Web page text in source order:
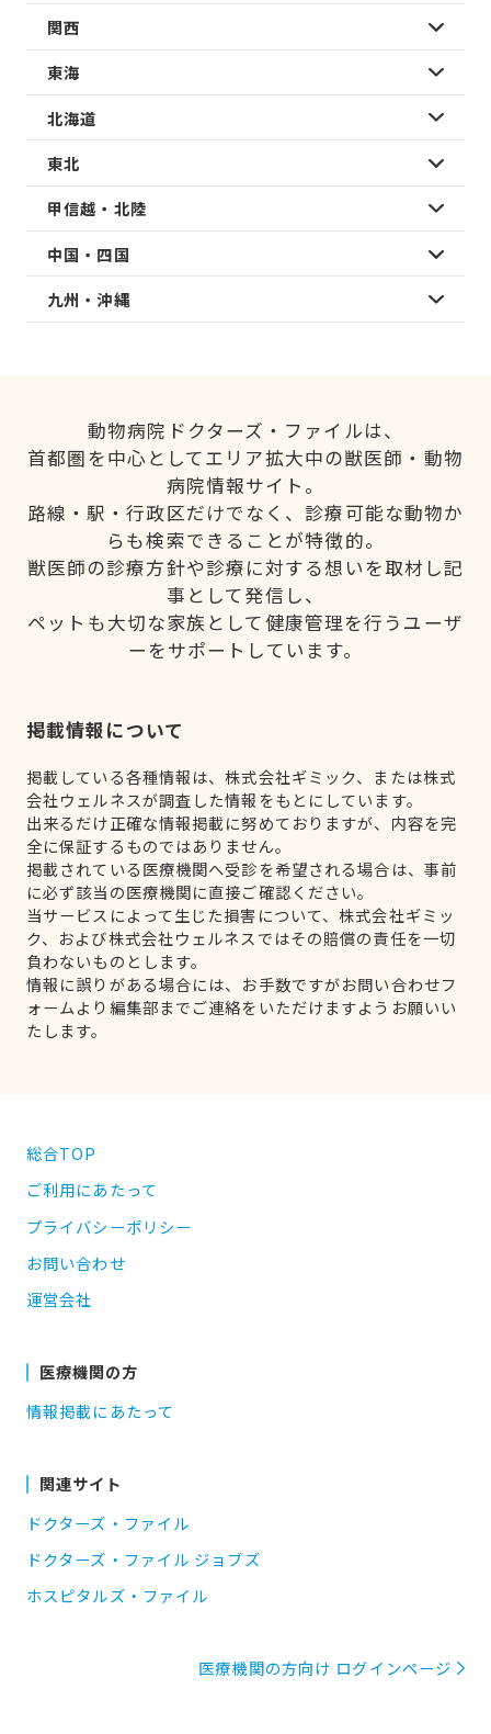
関西
東海
北海道
東北
甲信越・北陸
中国・四国
九州・沖縄
動物病院ドクターズ・ファイルは、
首都圏を中心としてエリア拡大中の獣医師・動物
病院情報サイト。
路線・駅・行政区だけでなく、診療可能な動物か
らも検索できることが特徴的。
獣医師の診療方針や診療に対する想いを取材し記
事として発信し、
ペットも大切な家族として健康管理を行うユーザ
ーをサポートしています。
掲載情報について
掲載している各種情報は、株式会社ギミック、または株式
会社ウェルネスが調査した情報をもとにしています。
出来るだけ正確な情報掲載に努めておりますが、内容を完
全に保証するものではありません。
掲載されている医療機関へ受診を希望される場合は、事前
に必ず該当の医療機関に直接ご確認ください。
当サービスによって生じた損害について、株式会社ギミッ
ク、および株式会社ウェルネスではその賠償の責任を一切
負わないものとします。
情報に誤りがある場合には、お手数ですがお問い合わせフ
ォームより編集部までご連絡をいただけますようお願いい
たします。
総合TOP
ご利用にあたって
プライバシーポリシー
お問い合わせ
運営会社
医療機関の方
情報掲載にあたって
関連サイト
ドクターズ・ファイル
ドクターズ・ファイル ジョブズ
ホスピタルズ・ファイル
医療機関の方向け ログインページ